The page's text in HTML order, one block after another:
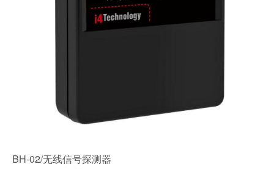
BH-02/无线信号探测器